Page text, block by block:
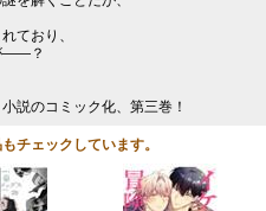
ており、
――？
説のコミック化、第三巻！
チェックしています。